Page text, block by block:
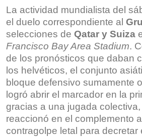
La actividad mundialista del
el duelo correspondiente al
selecciones de Qatar y Suiza
Francisco Bay Area Stadium.
de los pronósticos que daban
los helvéticos, el conjunto
bloque defensivo sumamente
logró abrir el marcador en la
gracias a una jugada
reaccionó en el complemento
contragolpe letal para decretar